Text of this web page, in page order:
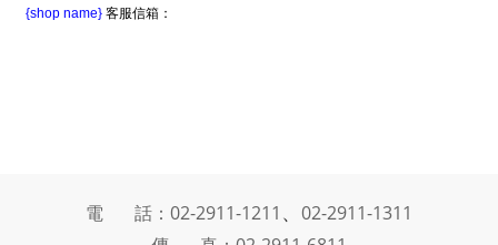
{shop name} 客服信箱：
電 話：02-2911-1211 、 02-2911-1311